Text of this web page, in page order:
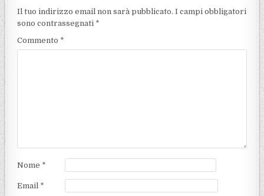
Il tuo indirizzo email non sarà pubblicato. I campi obbligatori
sono contrassegnati *
Commento *
Nome *
Email *